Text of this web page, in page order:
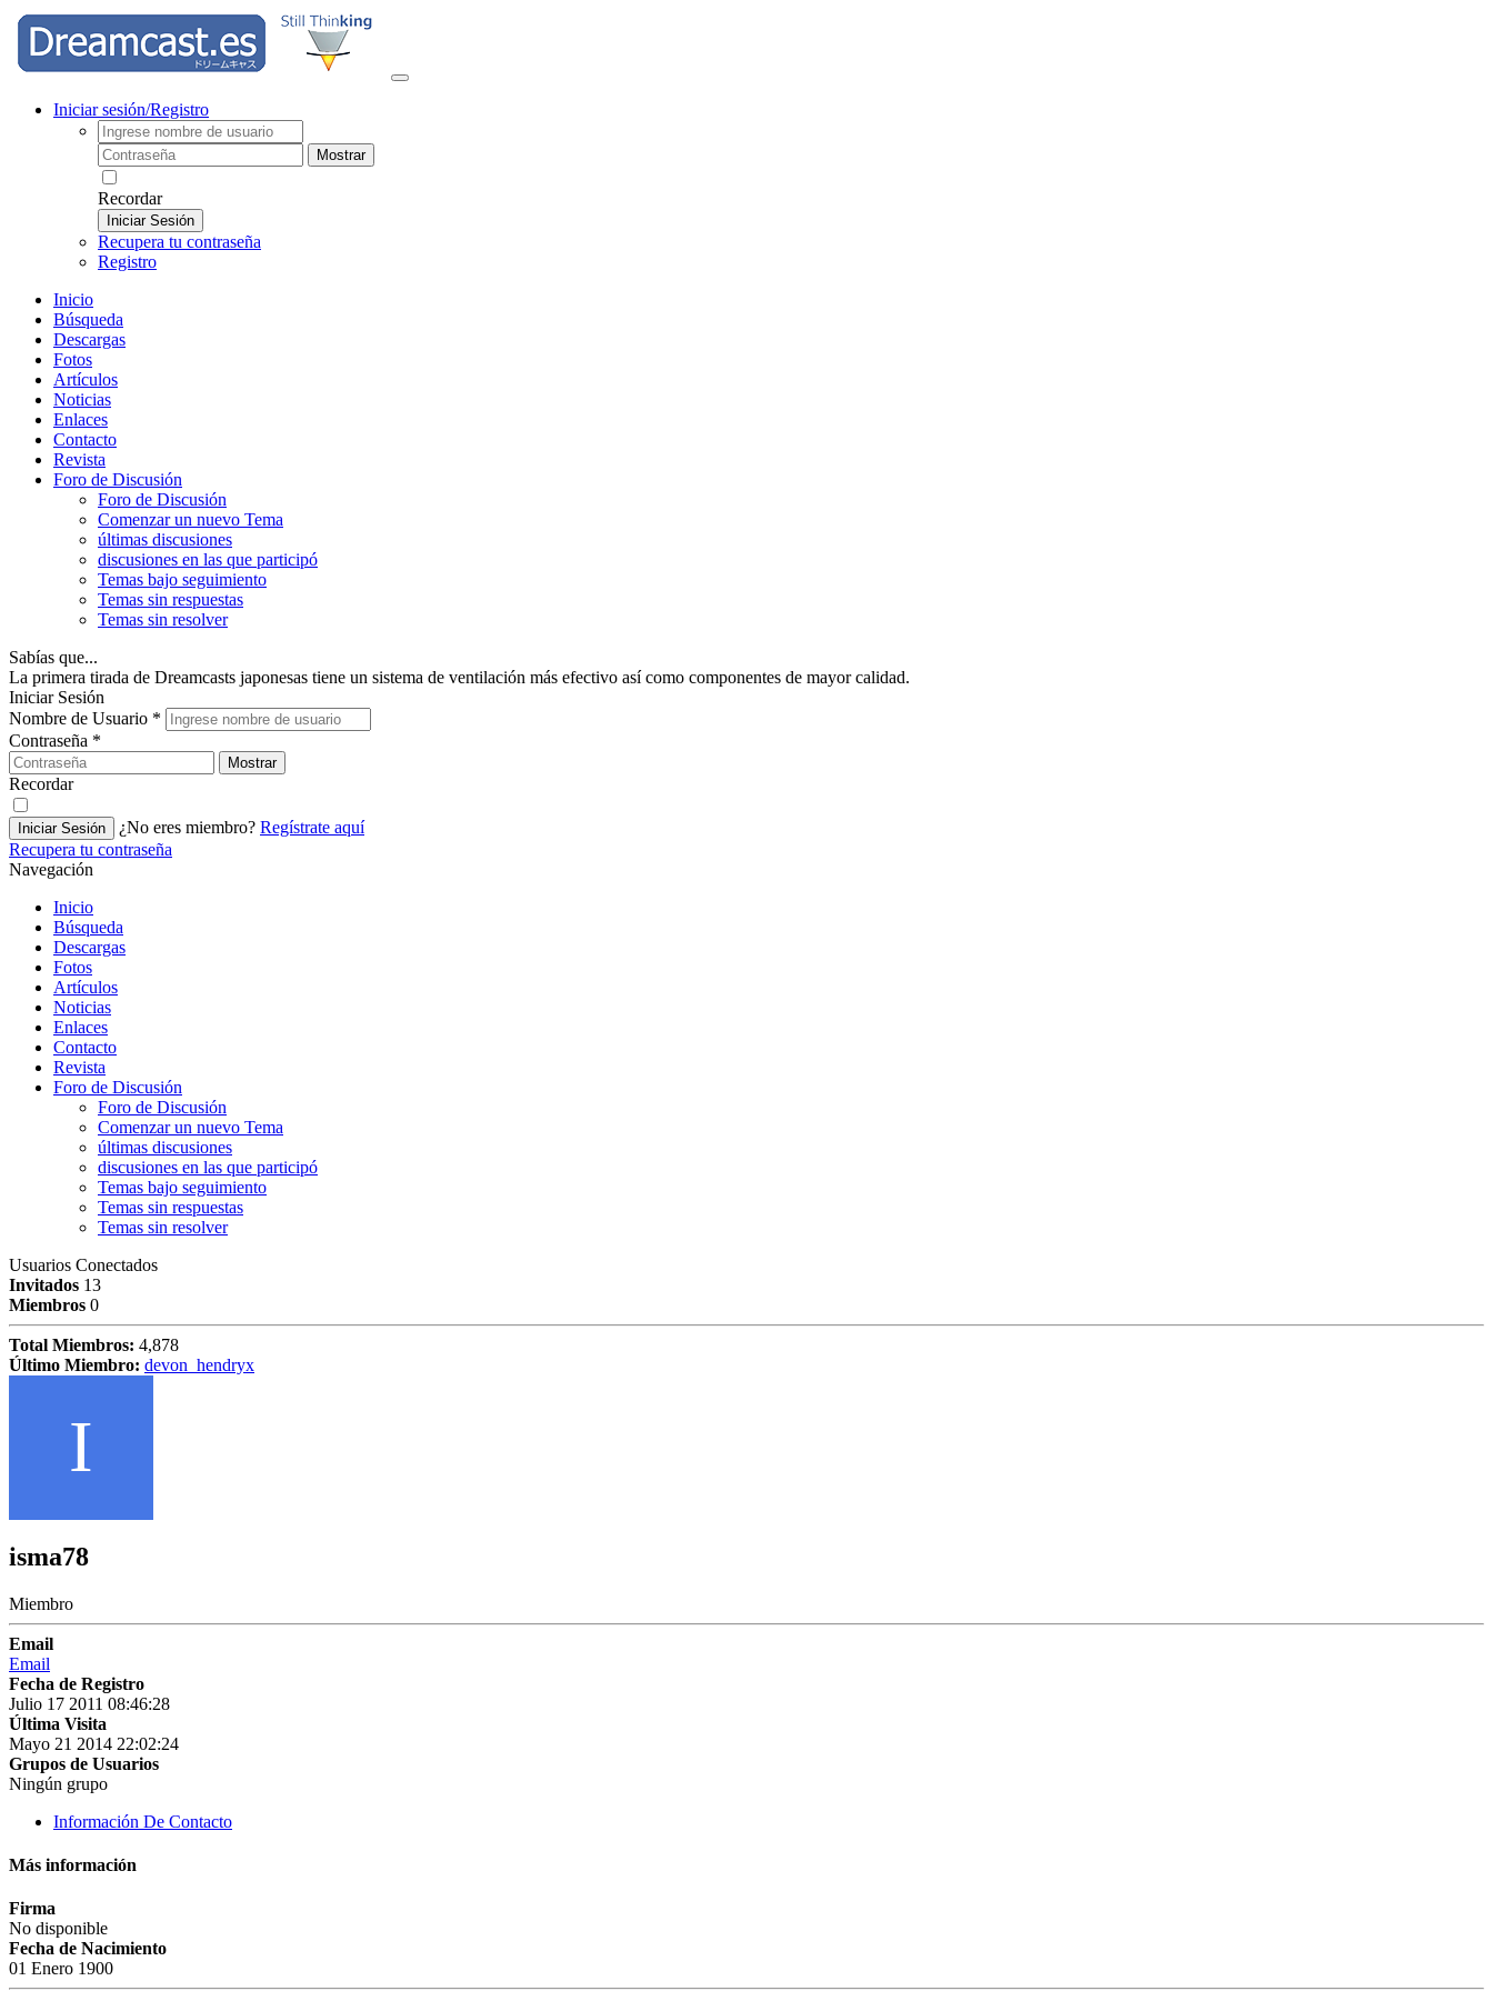
Iniciar sesión/Registro
Mostrar
Recordar
Iniciar Sesión
Recupera tu contraseña
Registro
Inicio
Búsqueda
Descargas
Fotos
Artículos
Noticias
Enlaces
Contacto
Revista
Foro de Discusión
Foro de Discusión
Comenzar un nuevo Tema
últimas discusiones
discusiones en las que participó
Temas bajo seguimiento
Temas sin respuestas
Temas sin resolver
Sabías que...
La primera tirada de Dreamcasts japonesas tiene un sistema de ventilación más efectivo así como componentes de mayor calidad.
Iniciar Sesión
Nombre de Usuario *
Contraseña *
Mostrar
Recordar
Iniciar Sesión ¿No eres miembro? Regístrate aquí
Recupera tu contraseña
Navegación
Inicio
Búsqueda
Descargas
Fotos
Artículos
Noticias
Enlaces
Contacto
Revista
Foro de Discusión
Foro de Discusión
Comenzar un nuevo Tema
últimas discusiones
discusiones en las que participó
Temas bajo seguimiento
Temas sin respuestas
Temas sin resolver
Usuarios Conectados
Invitados 13
Miembros 0
Total Miembros: 4,878
Último Miembro: devon_hendryx
I
isma78
Miembro
Email
Email
Fecha de Registro
Julio 17 2011 08:46:28
Última Visita
Mayo 21 2014 22:02:24
Grupos de Usuarios
Ningún grupo
Información De Contacto
Más información
Firma
No disponible
Fecha de Nacimiento
01 Enero 1900